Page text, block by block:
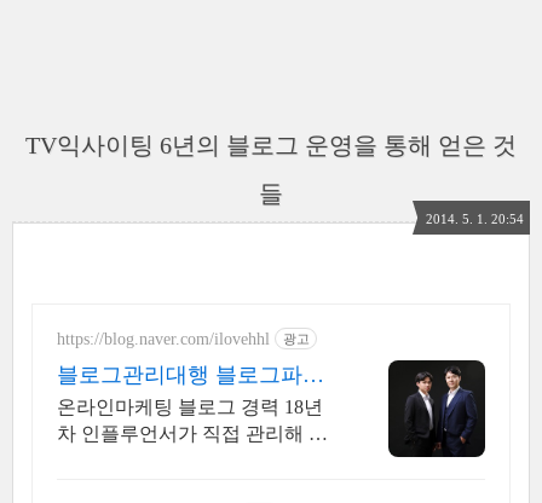
TV익사이팅 6년의 블로그 운영을 통해 얻은 것
들
2014. 5. 1. 20:54
https://blog.naver.com/ilovehhl 광고
블로그관리대행 블로그파이
터
온라인마케팅 블로그 경력 18년
차 인플루언서가 직접 관리해 드